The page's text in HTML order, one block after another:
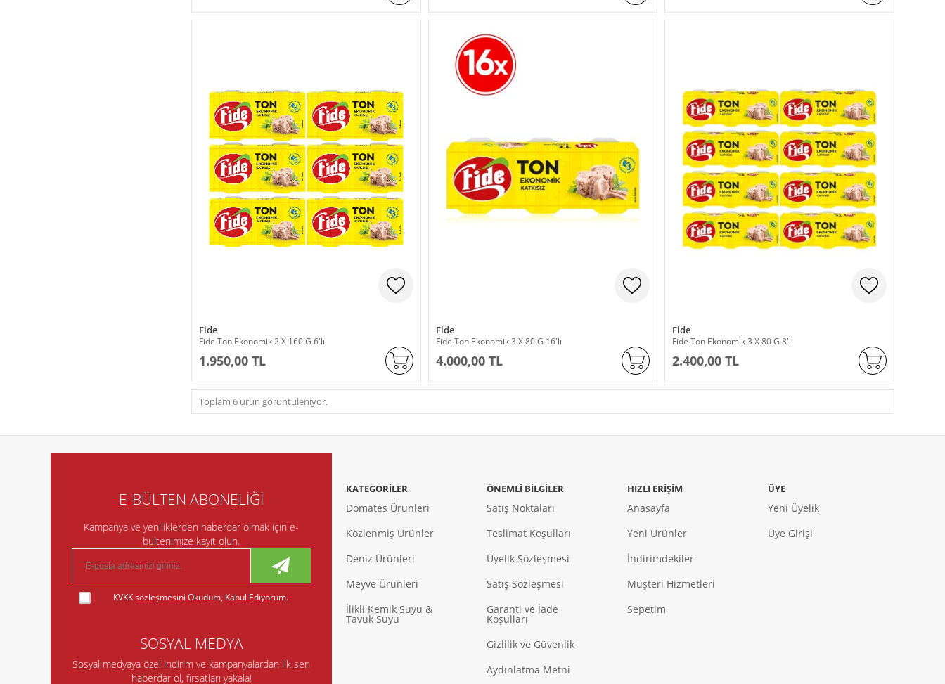
Fide
Fide Ton Ekonomik 2 X 160 G 6'lı
1.950,00 TL
Fide
Fide Ton Ekonomik 3 X 80 G 16'lı
4.000,00 TL
Fide
Fide Ton Ekonomik 3 X 80 G 8'li
2.400,00 TL
Toplam 6 ürün görüntüleniyor.
E-BÜLTEN ABONELİĞİ
Kampanya ve yeniliklerden haberdar olmak için e-
bültenimize kayıt olun.
KVKK sözleşmesini Okudum, Kabul Ediyorum.
SOSYAL MEDYA
Sosyal medyaya özel indirim ve kampanyalardan ilk sen
haberdar ol, fırsatları yakala!
KATEGORILER
Domates Ürünleri
Közlenmiş Ürünler
Deniz Ürünleri
Meyve Ürünleri
İlikli Kemik Suyu &
Tavuk Suyu
ÖNEMLI BILGILER
Satış Noktaları
Teslimat Koşulları
Üyelik Sözleşmesi
Satış Sözleşmesi
Garanti ve İade
Koşulları
Gizlilik ve Güvenlik
Aydınlatma Metni
HIZLI ERIŞIM
Anasayfa
Yeni Ürünler
İndirimdekiler
Müşteri Hizmetleri
Sepetim
ÜYE
Yeni Üyelik
Üye Girişi